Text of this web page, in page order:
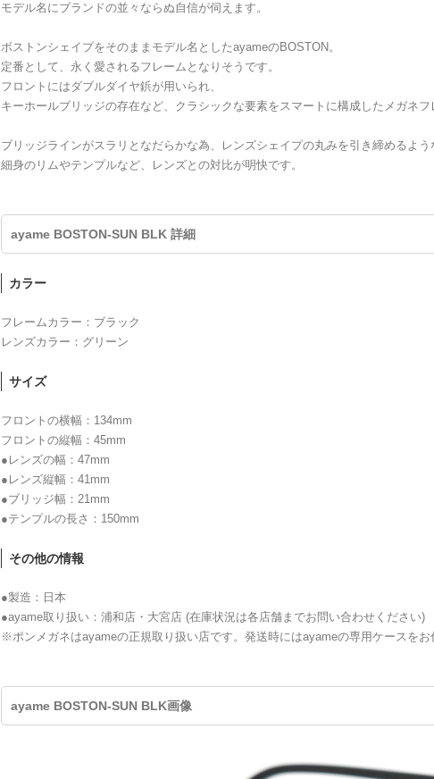
モデル名にブランドの並々ならぬ自信が伺えます。
ボストンシェイプをそのままモデル名としたayameのBOSTON。
定番として、永く愛されるフレームとなりそうです。
フロントにはダブルダイヤ鋲が用いられ、
キーホールブリッジの存在など、クラシックな要素をスマートに構成したメガネフ
ブリッジラインがスラリとなだらかな為、レンズシェイプの丸みを引き締めるよう
細身のリムやテンプルなど、レンズとの対比が明快です。
ayame BOSTON-SUN BLK 詳細
カラー
フレームカラー：ブラック
レンズカラー：グリーン
サイズ
フロントの横幅：134mm
フロントの縦幅：45mm
●レンズの幅：47mm
●レンズ縦幅：41mm
●ブリッジ幅：21mm
●テンプルの長さ：150mm
その他の情報
●製造：日本
●ayame取り扱い：浦和店・大宮店 (在庫状況は各店舗までお問い合わせください)
※ポンメガネはayameの正規取り扱い店です。発送時にはayameの専用ケースをお
ayame BOSTON-SUN BLK画像